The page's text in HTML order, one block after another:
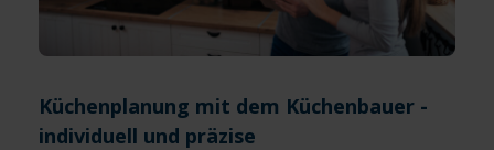
Küchenplanung mit dem Küchenbauer -
individuell und präzise